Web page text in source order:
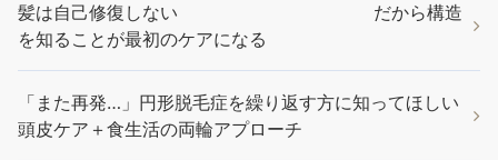
髪は自己修復しない だから構造
を知ることが最初のケアになる
「また再発…」円形脱毛症を繰り返す方に知ってほしい
頭皮ケア＋食生活の両輪アプローチ